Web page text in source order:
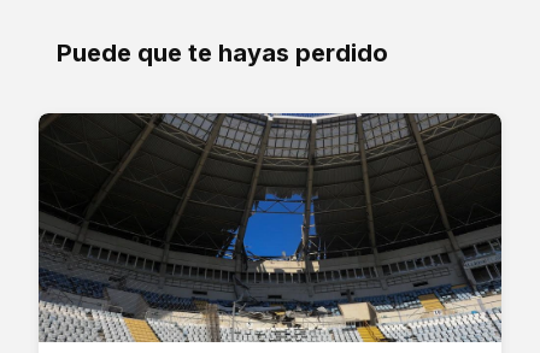
Puede que te hayas perdido